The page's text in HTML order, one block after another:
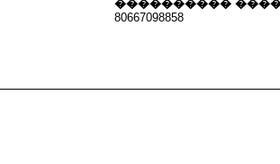
����������
80667098858